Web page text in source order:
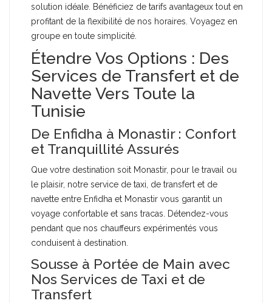
solution idéale. Bénéficiez de tarifs avantageux tout en
profitant de la flexibilité de nos horaires. Voyagez en
groupe en toute simplicité.
Étendre Vos Options : Des
Services de Transfert et de
Navette Vers Toute la
Tunisie
De Enfidha à Monastir : Confort
et Tranquillité Assurés
Que votre destination soit Monastir, pour le travail ou
le plaisir, notre service de taxi, de transfert et de
navette entre Enfidha et Monastir vous garantit un
voyage confortable et sans tracas. Détendez-vous
pendant que nos chauffeurs expérimentés vous
conduisent à destination.
Sousse à Portée de Main avec
Nos Services de Taxi et de
Transfert